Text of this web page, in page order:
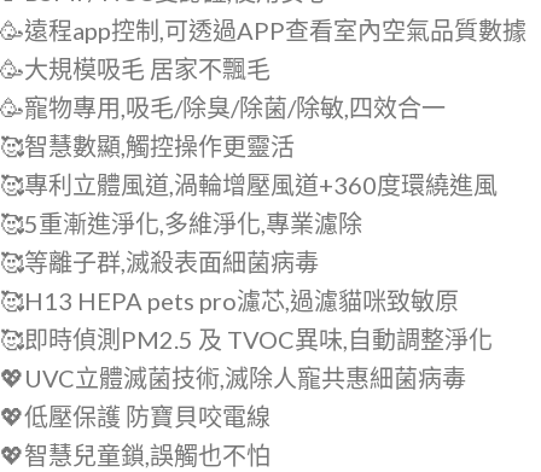
🥳遠程app控制,可透過APP查看室內空氣品質數據
🥳大規模吸毛 居家不飄毛
🥳寵物專用,吸毛/除臭/除菌/除敏,四效合一
🥰智慧數顯,觸控操作更靈活
🥰專利立體風道,渦輪增壓風道+360度環繞進風
🥰5重漸進淨化,多維淨化,專業濾除
🥰等離子群,滅殺表面細菌病毒
🥰H13 HEPA pets pro濾芯,過濾貓咪致敏原
🥰即時偵測PM2.5 及 TVOC異味,自動調整淨化
💖UVC立體滅菌技術,滅除人寵共惠細菌病毒
💖低壓保護 防寶貝咬電線
💖智慧兒童鎖,誤觸也不怕